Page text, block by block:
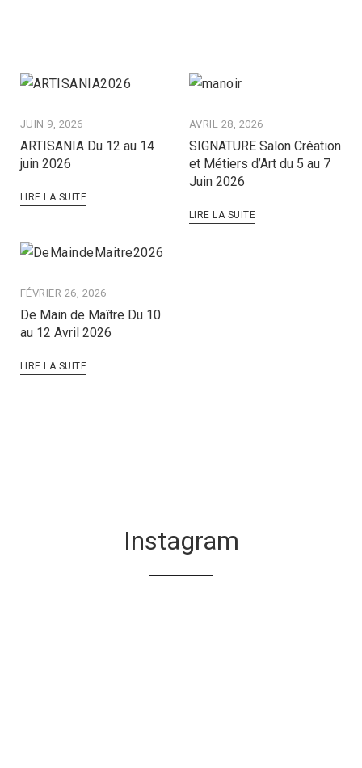
JUIN 9, 2026
ARTISANIA Du 12 au 14
juin 2026
LIRE LA SUITE
AVRIL 28, 2026
SIGNATURE Salon Création
et Métiers d’Art du 5 au 7
Juin 2026
LIRE LA SUITE
FÉVRIER 26, 2026
De Main de Maître Du 10
au 12 Avril 2026
LIRE LA SUITE
Instagram